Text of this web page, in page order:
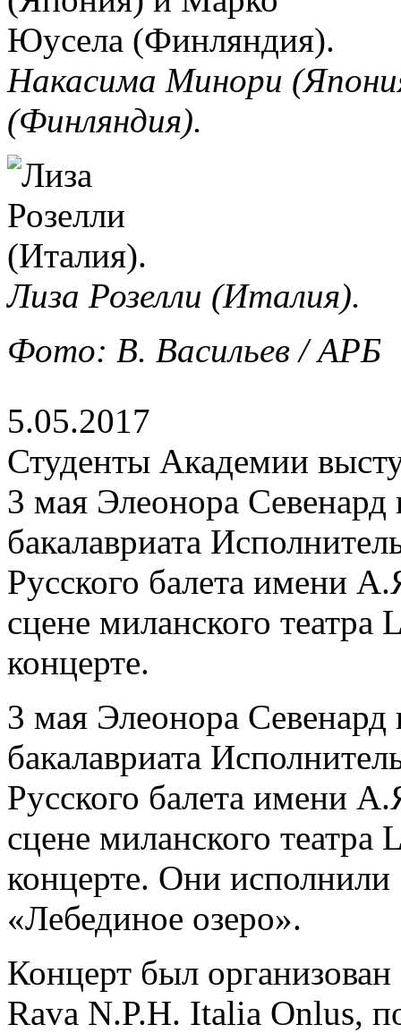
Накасима Минори
(Финляндия).
Лиза Розелли (Италия).
Фото: В. Васильев / АРБ
5.05.2017
Студенты Академии
3 мая Элеонора
бакалавриата
Русского балета имени
сцене миланского театра
концерте.
3 мая Элеонора
бакалавриата
Русского балета имени
сцене миланского театра
концерте. Они исполнили
«Лебединое озеро».
Концерт был
Rava N.P.H. Italia Onlus,